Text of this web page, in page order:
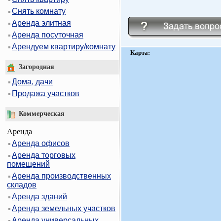
Снять комнату
Аренда элитная
Аренда посуточная
Арендуем квартиру/комнату
Загородная
Дома, дачи
Продажа участков
Коммерческая
Аренда
Аренда офисов
Аренда торговых
помещений
Аренда производственных
складов
Аренда зданий
Аренда земельных участков
Карта: